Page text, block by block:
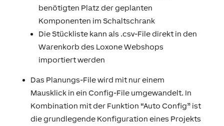
benötigten Platz der geplanten
Komponenten im Schaltschrank
Die Stückliste kann als .csv-File direkt in den
Warenkorb des Loxone Webshops
importiert werden
Das Planungs-File wird mit nur einem
Mausklick in ein Config-File umgewandelt. In
Kombination mit der Funktion “Auto Config” ist
die grundlegende Konfiguration eines Projekts